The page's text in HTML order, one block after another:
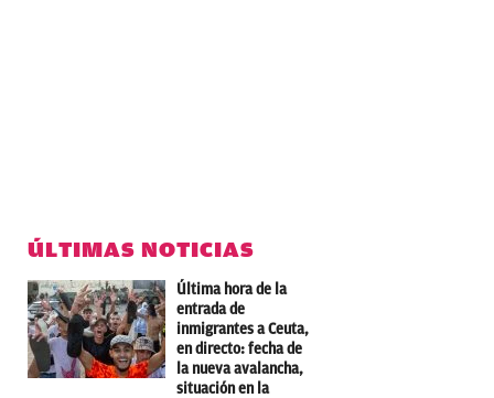
ÚLTIMAS NOTICIAS
Última hora de la
entrada de
inmigrantes a Ceuta,
en directo: fecha de
la nueva avalancha,
situación en la